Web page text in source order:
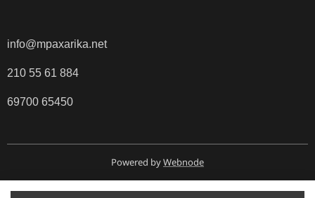
info@mpaxarika.net
210 55 61 884
69700 65450
Powered byWebnode